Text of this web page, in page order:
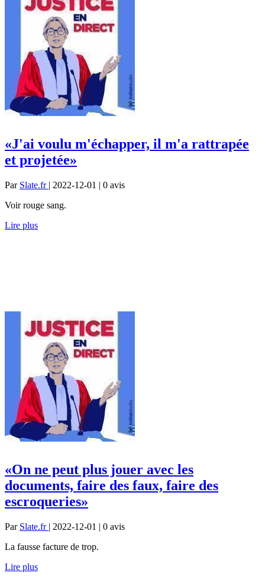
«J'ai voulu m'échapper, il m'a rattrapée
et projetée»
Par Slate.fr | 2022-12-01 | 0 avis
Voir rouge sang.
Lire plus
«On ne peut plus jouer avec les
documents, faire des faux, faire des
escroqueries»
Par Slate.fr | 2022-12-01 | 0 avis
La fausse facture de trop.
Lire plus